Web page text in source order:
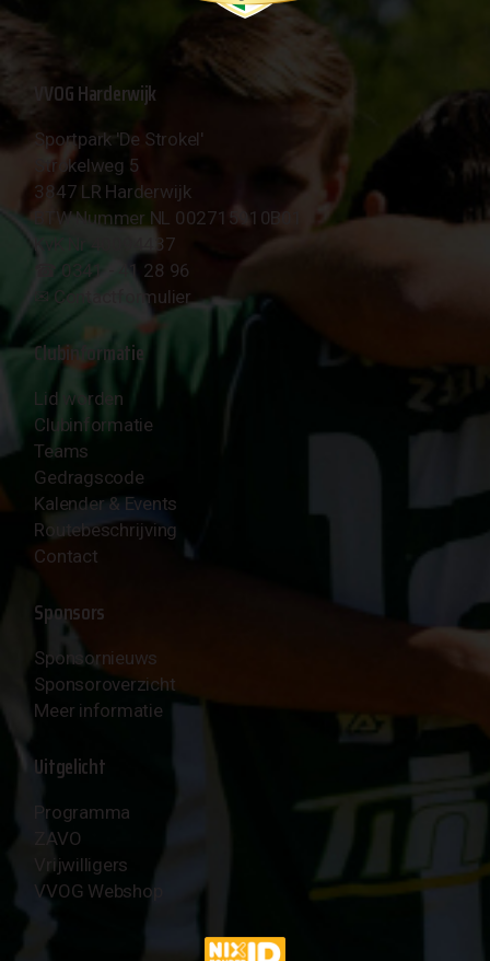
VVOG Harderwijk
Sportpark 'De Strokel'
Strokelweg 5
3847 LR Harderwijk
BTW Nummer NL 002715910B01
KvK Nr 40094437
☎︎ 0341 - 41 28 96
✉︎ Contactformulier
Clubinformatie
Lid worden
Clubinformatie
Teams
Gedragscode
Kalender & Events
Routebeschrijving
Contact
Sponsors
Sponsornieuws
Sponsoroverzicht
Meer informatie
Uitgelicht
Programma
ZAVO
Vrijwilligers
VVOG Webshop